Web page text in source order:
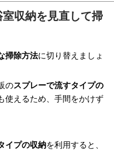
収納を見直して掃
掃除方法に切り替えましょ
のスプレーで流すタイプの
使えるため、手間をかけず
イプの収納を利用すると、